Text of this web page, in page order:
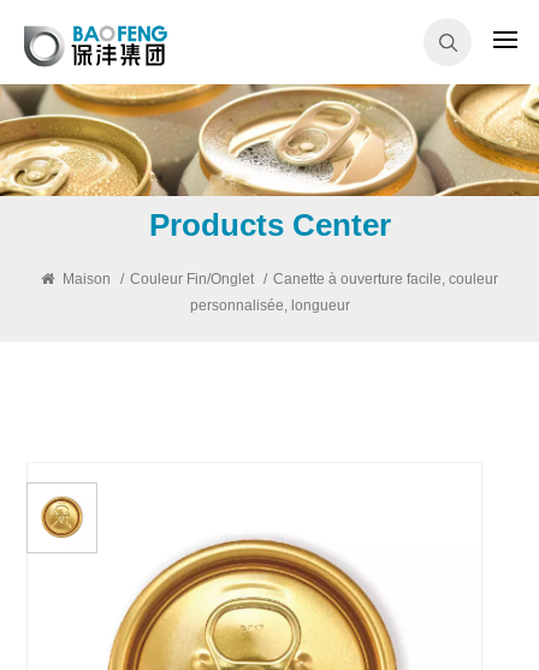
Products Center
Maison / Couleur Fin/Onglet / Canette à ouverture facile, couleur
personnalisée, longueur
Canette À Ouverture Facile,
Couleur Personnalisée,